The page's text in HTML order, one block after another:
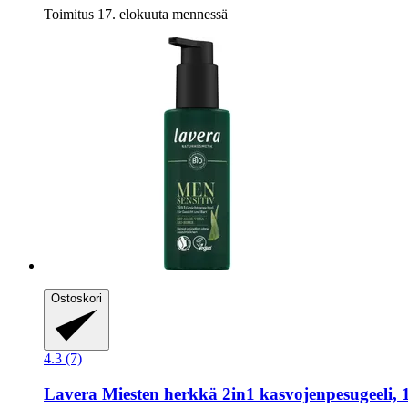
Toimitus 17. elokuuta mennessä
Ostoskori
4.3 (7)
Lavera Miesten herkkä 2in1 kasvojenpesugeeli,